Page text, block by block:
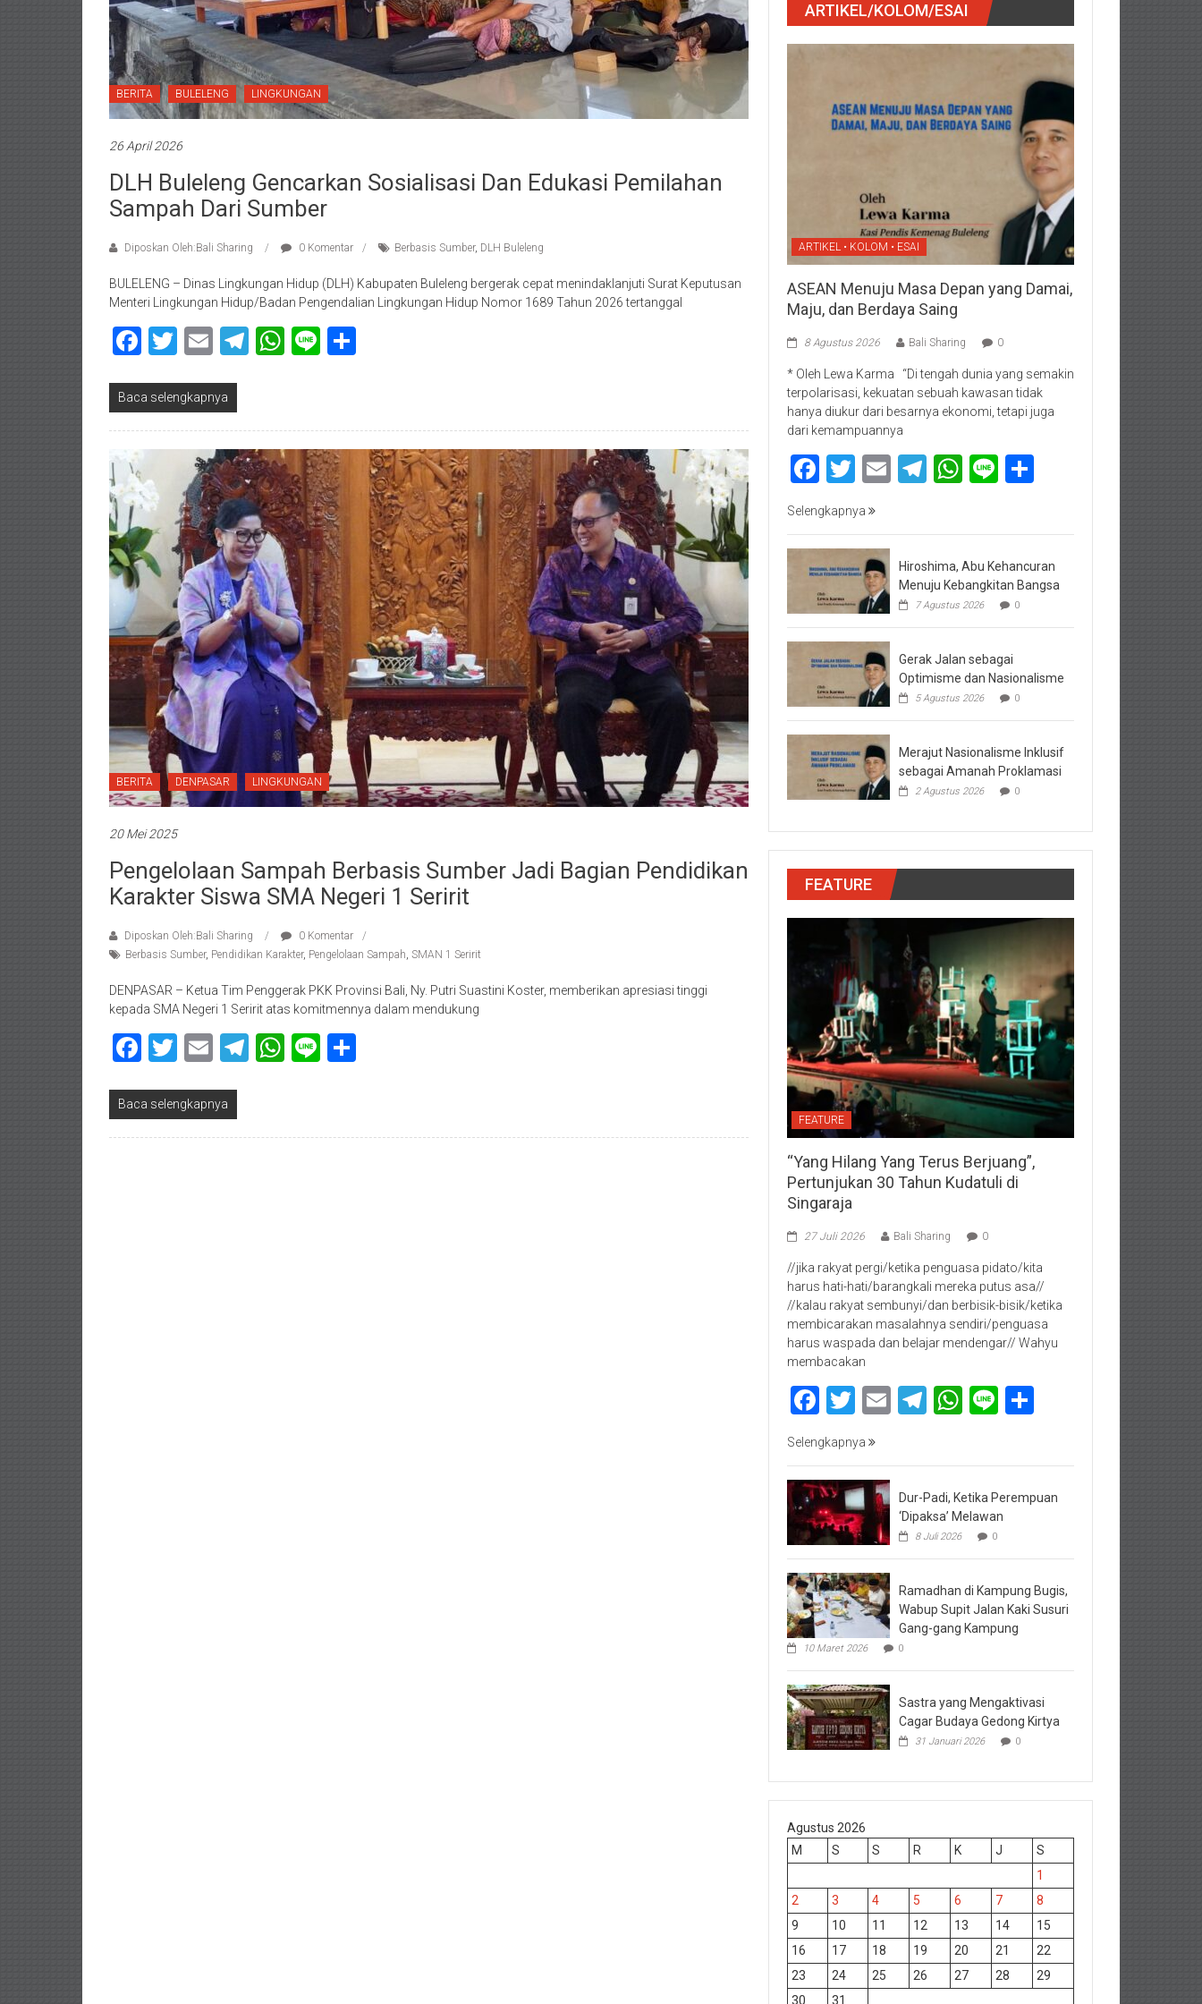
BERITA BULELENG LINGKUNGAN
26 April 2026
DLH Buleleng Gencarkan Sosialisasi Dan Edukasi Pemilahan
Sampah Dari Sumber
Diposkan Oleh:Bali Sharing 0 Komentar Berbasis Sumber, DLH Buleleng
BULELENG – Dinas Lingkungan Hidup (DLH) Kabupaten Buleleng bergerak cepat menindaklanjuti Surat Keputusan
Menteri Lingkungan Hidup/Badan Pengendalian Lingkungan Hidup Nomor 1689 Tahun 2026 tertanggal
Facebook
Twitter
EmailTelegram
WhatsApp
Line
Baca selengkapnya
BERITA DENPASAR LINGKUNGAN
20 Mei 2025
Pengelolaan Sampah Berbasis Sumber Jadi Bagian Pendidikan
Karakter Siswa SMA Negeri 1 Seririt
Diposkan Oleh:Bali Sharing
0 Komentar
Berbasis Sumber, Pendidikan Karakter, Pengelolaan Sampah, SMAN 1 Seririt
DENPASAR – Ketua Tim Penggerak PKK Provinsi Bali, Ny. Putri Suastini Koster, memberikan apresiasi tinggi
kepada SMA Negeri 1 Seririt atas komitmennya dalam mendukung
Facebook
Twitter
EmailTelegram
WhatsApp
Line
Baca selengkapnya
ARTIKEL/KOLOM/ESAI
ARTIKEL • KOLOM • ESAI
ASEAN Menuju Masa Depan yang Damai,
Maju, dan Berdaya Saing
8 Agustus 2026 Bali Sharing 0
* Oleh Lewa Karma “Di tengah dunia yang semakin
terpolarisasi, kekuatan sebuah kawasan tidak
hanya diukur dari besarnya ekonomi, tetapi juga
dari kemampuannya
Facebook
Twitter
EmailTelegram
WhatsApp
Line
Selengkapnya
Hiroshima, Abu Kehancuran
Menuju Kebangkitan Bangsa
7 Agustus 2026 0
Gerak Jalan sebagai
Optimisme dan Nasionalisme
5 Agustus 2026 0
Merajut Nasionalisme Inklusif
sebagai Amanah Proklamasi
2 Agustus 2026 0
FEATURE
FEATURE
“Yang Hilang Yang Terus Berjuang”,
Pertunjukan 30 Tahun Kudatuli di
Singaraja
27 Juli 2026 Bali Sharing 0
//jika rakyat pergi/ketika penguasa pidato/kita
harus hati-hati/barangkali mereka putus asa//
//kalau rakyat sembunyi/dan berbisik-bisik/ketika
membicarakan masalahnya sendiri/penguasa
harus waspada dan belajar mendengar// Wahyu
membacakan
Facebook
Twitter
EmailTelegram
WhatsApp
Line
Selengkapnya
Dur-Padi, Ketika Perempuan
‘Dipaksa’ Melawan
8 Juli 2026 0
Ramadhan di Kampung Bugis,
Wabup Supit Jalan Kaki Susuri
Gang-gang Kampung
10 Maret 2026 0
Sastra yang Mengaktivasi
Cagar Budaya Gedong Kirtya
31 Januari 2026 0
Agustus 2026
M
S S R K J
S
1
2
3 4 5 6 7
8
9
10 11 12 13 14
15
16
17 18 19 20 21
22
23
24 25 26 27 28
29
30
31